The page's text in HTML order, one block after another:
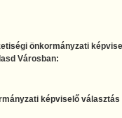
önkormányzati
Városban:
képviselő